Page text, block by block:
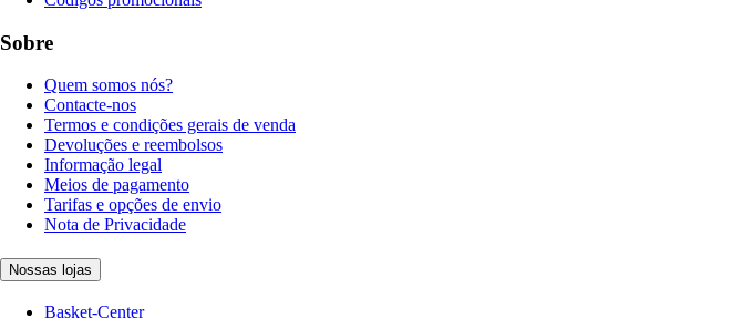
Sobre
Quem somos nós?
Contacte-nos
Termos e condições gerais de venda
Devoluções e reembolsos
Informação legal
Meios de pagamento
Tarifas e opções de envio
Nota de Privacidade
Nossas lojas
Basket-Center